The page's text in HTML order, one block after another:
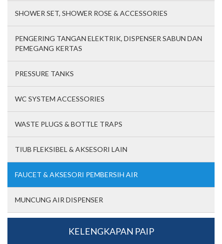
SHOWER SET, SHOWER ROSE & ACCESSORIES
PENGERING TANGAN ELEKTRIK, DISPENSER SABUN DAN
PEMEGANG KERTAS
PRESSURE TANKS
WC SYSTEM ACCESSORIES
WASTE PLUGS & BOTTLE TRAPS
TIUB FLEKSIBEL & AKSESORI LAIN
FAUCET & AKSESORI PEMBERSIH AIR
MUNCUNG AIR DISPENSER
KELENGKAPAN PAIP